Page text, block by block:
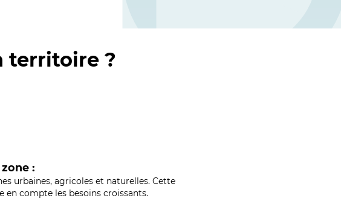
territoire ?
:
urbaines, agricoles et naturelles. Cette
compte les besoins croissants.